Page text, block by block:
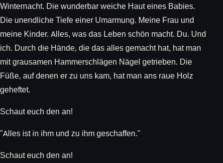
Winternacht. Die wunderbar weiche Haut eines Babies.
Die unendliche Tiefe einer Umarmung. Meine Frau und
meine Kinder. Alles, was das Leben schön macht. Du. Und
ich. Durch die Hände, die das alles gemacht hat, hat man
mit grausamen Hammerschlägen Nägel getrieben. Die
Füße, auf denen er zu uns kam, hat man ans raue Holz
geheftet.
Schaut euch den an!
"Alles ist in ihm und zu ihm geschaffen."
Schaut euch den an!